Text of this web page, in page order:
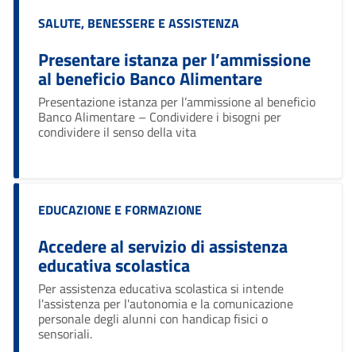
Categoria:
SALUTE, BENESSERE E ASSISTENZA
Presentare istanza per l’ammissione
al beneficio Banco Alimentare
Presentazione istanza per l’ammissione al beneficio
Banco Alimentare – Condividere i bisogni per
condividere il senso della vita
Categoria:
EDUCAZIONE E FORMAZIONE
Accedere al servizio di assistenza
educativa scolastica
Per assistenza educativa scolastica si intende
l'assistenza per l'autonomia e la comunicazione
personale degli alunni con handicap fisici o
sensoriali.
smart_toy Come posso esserti utile?